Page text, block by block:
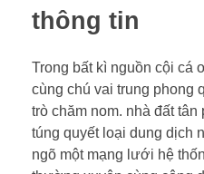
thông tin
Trong bất kì nguồn cội cá
cùng chú vai trung phong
trò chăm nom. nhà đất
túng quyết loại dung dịch
ngõ một mạng lưới hệ